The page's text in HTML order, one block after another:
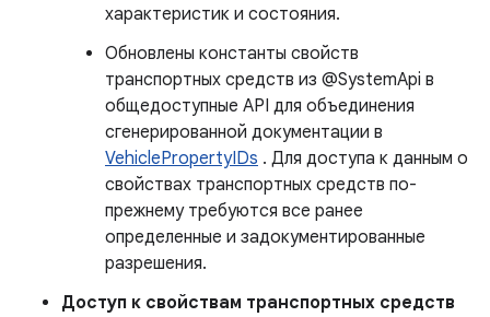
характеристик и состояния.
Обновлены константы свойств
транспортных средств из @SystemApi в
общедоступные API для объединения
сгенерированной документации в
VehiclePropertyIDs . Для доступа к данным о
свойствах транспортных средств по-
прежнему требуются все ранее
определенные и задокументированные
разрешения.
Доступ к свойствам транспортных средств